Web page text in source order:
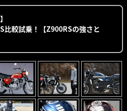
比較試乗！【Z900RSの強さと